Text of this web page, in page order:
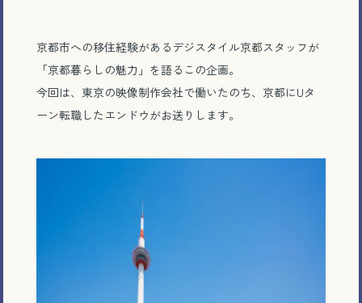
京都市への移住経験があるデジスタイル京都スタッフが
「京都暮らしの魅力」を語るこの企画。
今回は、東京の映像制作会社で働いたのち、京都にUタ
ーン転職したエンドウがお送りします。